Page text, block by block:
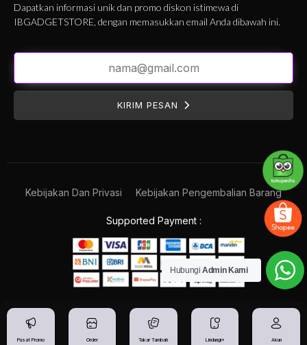
Dapatkan informasi unik dan promo diskon istimewa di
IBGADGETSTORE, dengan memasukkan email Anda dibawah ini.
KIRIM PESAN
Supported Payment :
Kebijakan Dan Privasi Kebijakan Pengembalian Barang
Pusat Promo Order Tukar Tambah Lindungi+ Akun
Hubungi Admin Kami